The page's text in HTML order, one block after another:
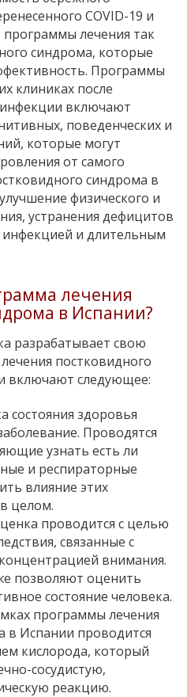
COVID-19 и
лечения так
синдрома, которые
Программы
клиниках после
включают
поведенческих и
которые могут
от самого
синдрома в
физического и
устранения дефицитов
и длительным
лечения
в Испании?
разрабатывает свою
постковидного
включают следующее:
состояния здоровья
Проводятся
узнать есть ли
и респираторные
влияние этих
целом.
проводится с целью
связанные с
внимания.
позволяют оценить
состояние человека.
программы лечения
в Испании проводится
кислорода, который
сосудистую,
реакцию.